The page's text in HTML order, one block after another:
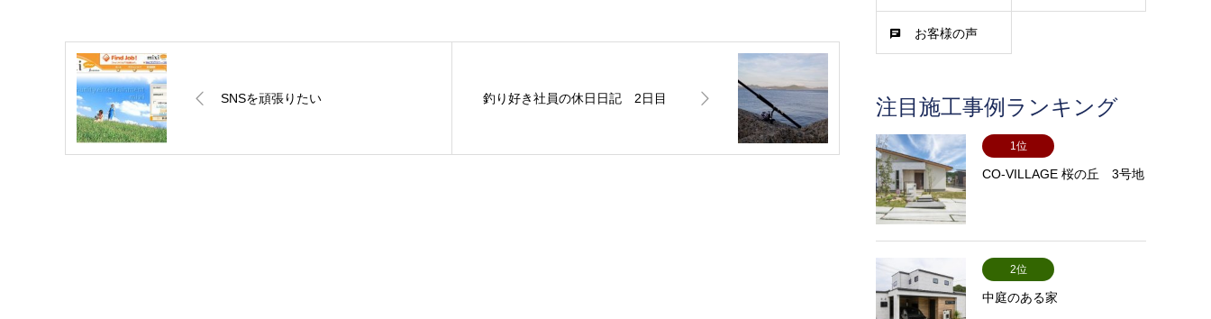
SNSを頑張りたい 釣り好き社員の休日日記 2日目
お客様の声
注目施工事例ランキング
1位
CO-VILLAGE 桜の丘 3号地
2位
中庭のある家